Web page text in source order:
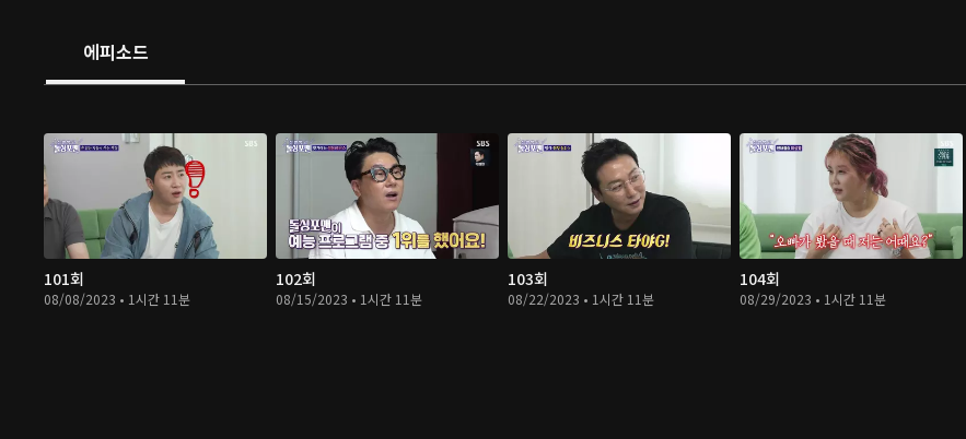
에피소드
101회
08/08/2023 • 1시간 11분
102회
08/15/2023 • 1시간 11분
103회
08/22/2023 • 1시간 11분
104회
08/29/2023 • 1시간 11분